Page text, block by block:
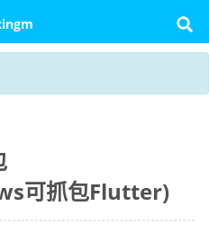
可抓包Flutter)